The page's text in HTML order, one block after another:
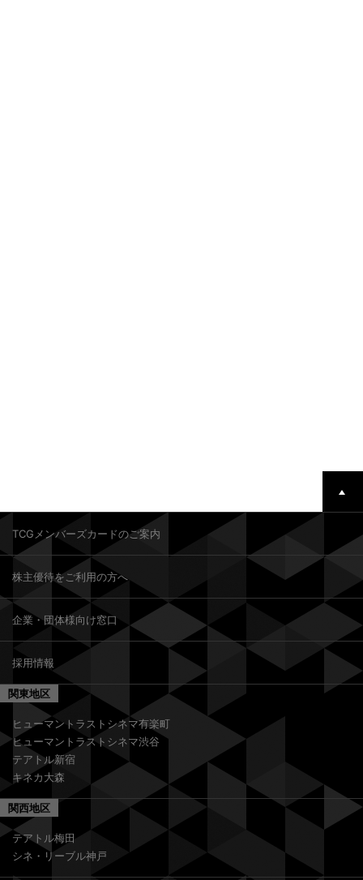
TCGメンバーズカードのご案内
株主優待をご利用の方へ
企業・団体様向け窓口
採用情報
関東地区
ヒューマントラストシネマ有楽町
ヒューマントラストシネマ渋谷
テアトル新宿
キネカ大森
関西地区
テアトル梅田
シネ・リーブル神戸